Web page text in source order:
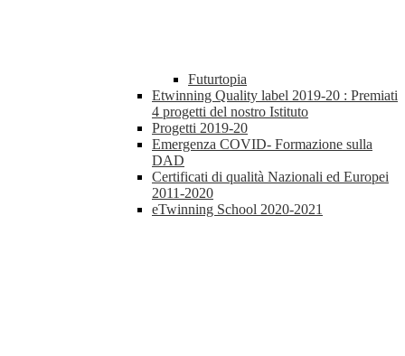
Futurtopia
Etwinning Quality label 2019-20 : Premiati
4 progetti del nostro Istituto
Progetti 2019-20
Emergenza COVID- Formazione sulla
DAD
Certificati di qualità Nazionali ed Europei
2011-2020
eTwinning School 2020-2021